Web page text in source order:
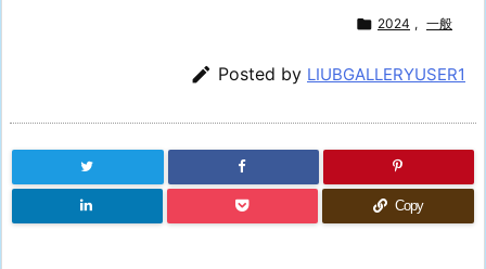
 2024 , 一般
 Posted by LIUBGALLERYUSER1
Copy